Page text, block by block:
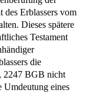
des Erblassers vom
Dieses spätere
Testament
die
2247 BGB nicht
Umdeutung eines